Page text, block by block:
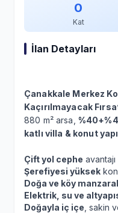
0
Kat
İlan Detayları
Çanakkale Merkez
Kaçırılmayacak
880 m² arsa,
katlı villa & konut
Çift yol cephe avantajı
Şerefiyesi yüksek
Doğa ve köy
Elektrik, su ve
Doğayla iç içe , sakin